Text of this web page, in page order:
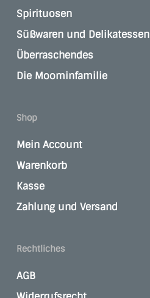
Spirituosen
Süßwaren und Delikatessen
Überraschendes
Die Moominfamilie
Shop
Mein Account
Warenkorb
Kasse
Zahlung und Versand
Rechtliches
AGB